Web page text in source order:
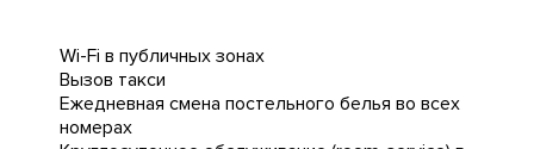
Wi-Fi в публичных зонах
Вызов такси
Ежедневная cмена постельного белья во всех
номерах